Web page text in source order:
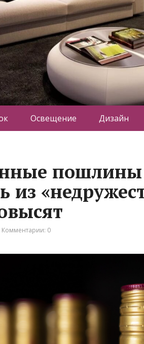
Освещение Дизайн
пошлины
из
Комментарии: 0